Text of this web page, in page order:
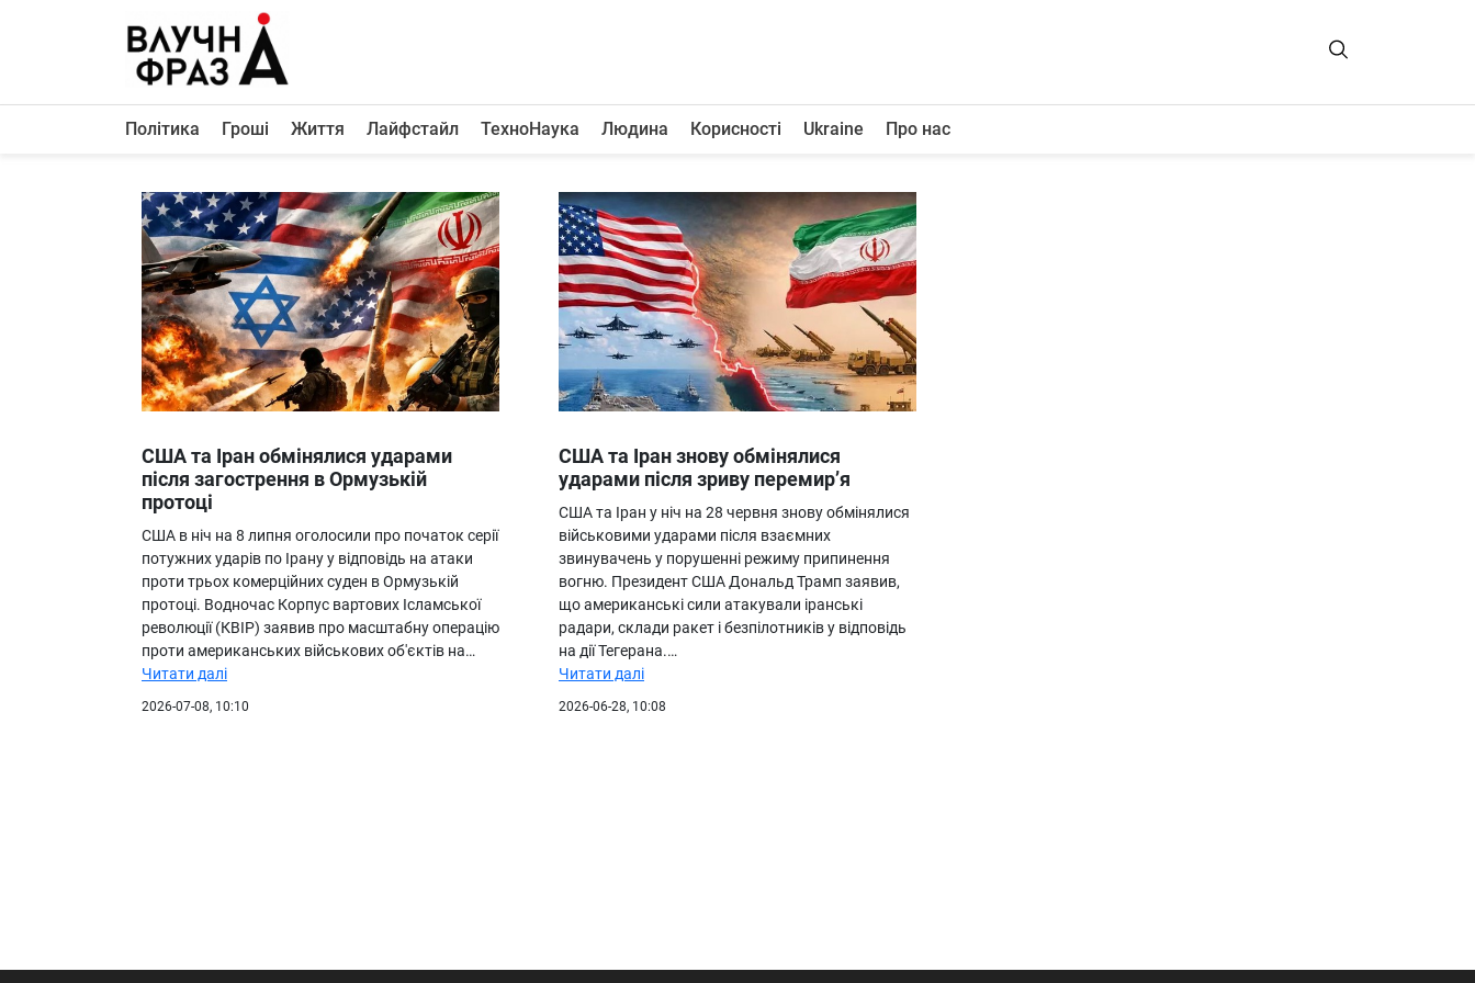
Політика
Життя
Лайфстайл
ТехноНаука
Людина
Корисності
Про нас
Політика Гроші Життя Лайфстайл ТехноНаука Людина Корисності Ukraine Про нас
США та Іран обмінялися ударами
після загострення в Ормузькій
протоці
США в ніч на 8 липня оголосили про початок серії
потужних ударів по Ірану у відповідь на атаки
проти трьох комерційних суден в Ормузькій
протоці. Водночас Корпус вартових Ісламської
революції (КВІР) заявив про масштабну операцію
проти американських військових об'єктів на…
Читати далі
2026-07-08, 10:10
США та Іран знову обмінялися
ударами після зриву перемир’я
США та Іран у ніч на 28 червня знову обмінялися
військовими ударами після взаємних
звинувачень у порушенні режиму припинення
вогню. Президент США Дональд Трамп заявив,
що американські сили атакували іранські
радари, склади ракет і безпілотників у відповідь
на дії Тегерана.…
Читати далі
2026-06-28, 10:08